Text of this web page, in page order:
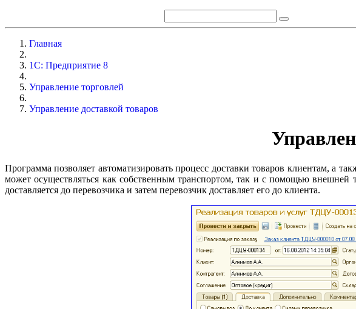
Главная
1С: Предприятие 8
Управление торговлей
Управление доставкой товаров
Программа позволяет автоматизировать процесс доставки товаров клиентам, а
может осуществляться как собственным транспортом, так и с помощью внешней
доставляется до перевозчика и затем перевозчик доставляет его до клиента.